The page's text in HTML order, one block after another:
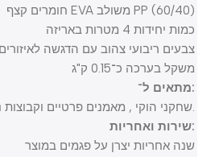
חומרים קצף EVA משולב PP (60/40)
כמות יחידות 4 מטרות באריזה
צבעים ריבועי צהוב עם הדגשה לאיזורים
משקל בערכה כ־0.15 ק"ג
שנה אחריות יצרן על פגמים במוצר